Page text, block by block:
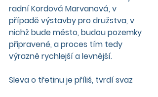
radní Kordová Marvanová, v
případě výstavby pro družstva, v
nichž bude město, budou pozemky
připravené, a proces tím tedy
výrazně rychlejší a levnější.
Sleva o třetinu je příliš, tvrdí svaz